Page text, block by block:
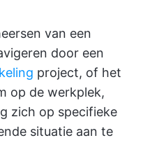
van een
door een
project, of het
op de werkplek,
zich op specifieke
situatie aan te